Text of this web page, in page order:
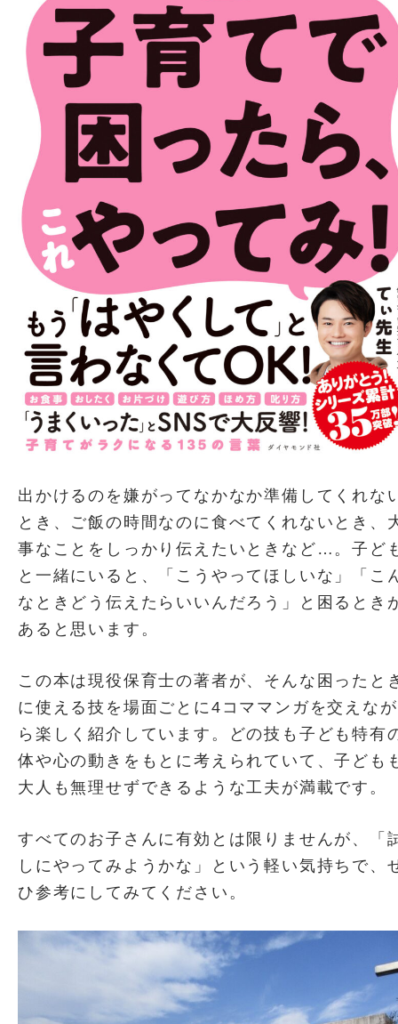
出かけるのを嫌がってなかなか準備してくれな
とき、ご飯の時間なのに食べてくれないとき、
事なことをしっかり伝えたいときなど…。子ど
と一緒にいると、「こうやってほしいな」「こ
なときどう伝えたらいいんだろう」と困るとき
あると思います。
この本は現役保育士の著者が、そんな困ったと
に使える技を場面ごとに4コママンガを交えなが
ら楽しく紹介しています。どの技も子ども特有
体や心の動きをもとに考えられていて、子ども
大人も無理せずできるような工夫が満載です。
すべてのお子さんに有効とは限りませんが、「
しにやってみようかな」という軽い気持ちで、
ひ参考にしてみてください。